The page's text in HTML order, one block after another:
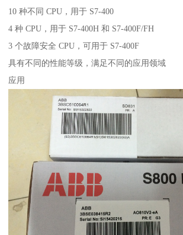
10 种不同 CPU，用于 S7-400
4 种 CPU，用于 S7-400H 和 S7-400F/FH
3 个故障安全 CPU，可用于 S7-400F
具有不同的性能等级，满足不同的应用领域
应用